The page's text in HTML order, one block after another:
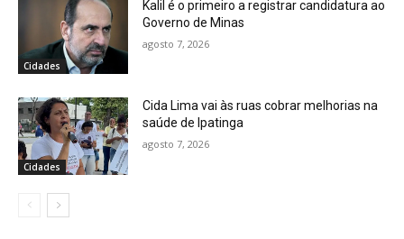
Cidades
Kalil é o primeiro a registrar candidatura ao
Governo de Minas
agosto 7, 2026
Cidades
Cida Lima vai às ruas cobrar melhorias na
saúde de Ipatinga
agosto 7, 2026